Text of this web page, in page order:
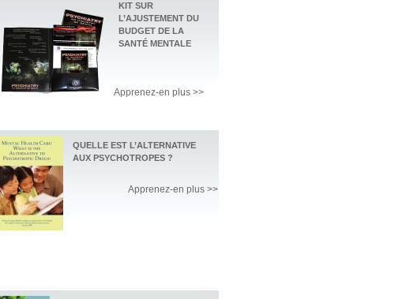
KIT SUR
L’AJUSTEMENT DU
BUDGET DE LA
SANTÉ MENTALE
Apprenez-en plus >>
QUELLE EST L’ALTERNATIVE
AUX PSYCHOTROPES ?
Apprenez-en plus >>